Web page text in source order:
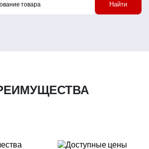
Найти